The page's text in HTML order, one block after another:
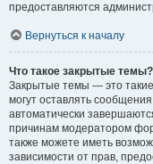
предоставляются
Вернуться к началу
Что такое закрытые темы?
Закрытые темы — это
могут оставлять
автоматически
причинам модератором
также можете иметь
зависимости от прав,